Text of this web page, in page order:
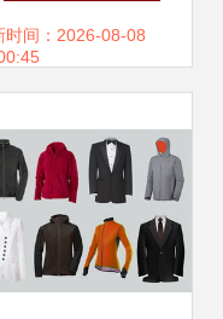
货源解决方案
时间：2026-08-08